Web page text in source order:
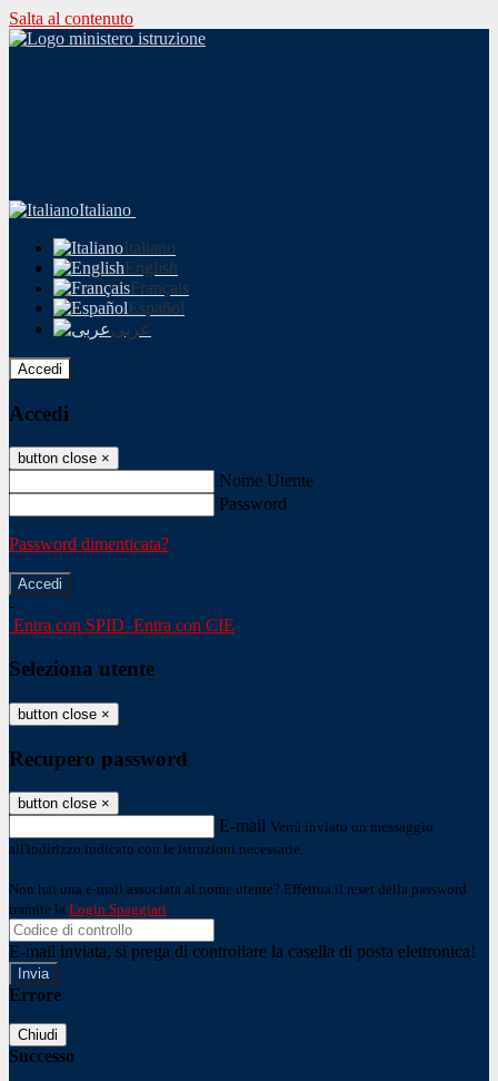
Salta al contenuto
Italiano
Italiano
English
Français
Español
عربى
Accedi
Accedi
button close ×
Nome Utente
Password
Password dimenticata?
-
Entra con SPID Entra con CIE
Seleziona utente
button close ×
Recupero password
button close ×
E-mail Verrà inviato un messaggio
all'indirizzo indicato con le istruzioni necessarie.
Non hai una e-mail associata al nome utente? Effettua il reset della password
tramite la Login Spaggiari
E-mail inviata, si prega di controllare la casella di posta elettronica!
Errore
Chiudi
Successo